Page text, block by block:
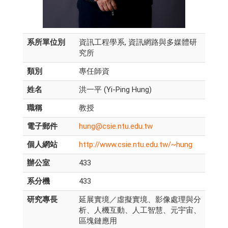
系所單位別
資訊工程學系, 資訊網路與多媒體研
究所
類別
專任師資
姓名
洪一平 (Yi-Ping Hung)
職稱
教授
電子郵件
hung@csie.ntu.edu.tw
個人網站
http://www.csie.ntu.edu.tw/~hung
辦公室
433
系分機
433
研究專長
延展實境／虛擬實境、影像處理與分
析、人機互動、人工智慧、元宇宙、
區塊鏈應用